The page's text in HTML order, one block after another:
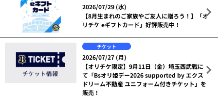
2026/07/29 (水)
【8月生まれのご家族やご友人に贈ろう！】「オ
リチケ eギフトカード」好評販売中！
チケット
2026/07/27 (月)
【オリチケ限定】9月11日（金）埼玉西武戦に
て「Bsオリ姫デー2026 supported by エクス
ドリーム不動産 ユニフォーム付きチケット」を
販売！